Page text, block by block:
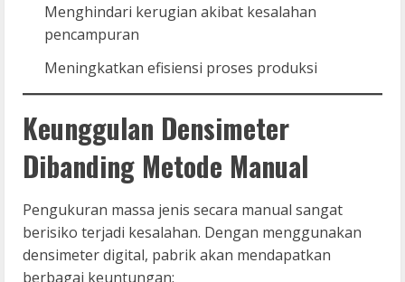
Menghindari kerugian akibat kesalahan
pencampuran
Meningkatkan efisiensi proses produksi
Keunggulan Densimeter
Dibanding Metode Manual
Pengukuran massa jenis secara manual sangat
berisiko terjadi kesalahan. Dengan menggunakan
densimeter digital, pabrik akan mendapatkan
berbagai keuntungan: